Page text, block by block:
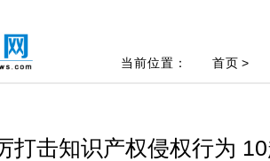
当前位置： 首页 >
打击知识产权侵权行为